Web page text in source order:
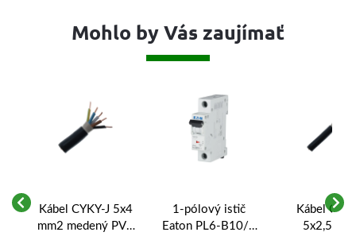
Mohlo by Vás zaujímať
Kábel CYKY-J 5x4
mm2 medený PVC
1-pólový istič
Eaton PL6-B10/1
Kábel
5x2,5